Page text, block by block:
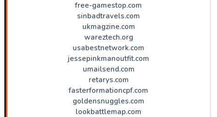
free-gamestop.com
sinbadtravels.com
ukmagzine.com
wareztech.org
usabestnetwork.com
jessepinkmanoutfit.com
umailsend.com
retarys.com
fasterformationcpf.com
goldensnuggles.com
lookbattlemap.com